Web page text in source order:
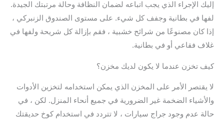
إليك الإجراء الذي يجب اتباعه لضمان النظافة وحالة مرتبتك الجيدة.
لفها في بطانية وجفف كل شيء. على مستوى الصندوق الزنبركي ،
إذا كان مصنوعًا من شرائح خشبية ، فقم بإزالة كل شريحة ولفها في
غلاف فقاعي أو في بطانية.
كيف تخزن عندما لا يكون لديك مخزن؟
لا يقتصر الأمر على المخزن الذي يمكن استخدامه لتخزين الأدوات
والأشياء الضخمة غير الضرورية في جميع أنحاء المنزل. لكن ، في
حالة عدم وجود جراج سيارات ، لا تتردد في استخدام كوخ حديقتك